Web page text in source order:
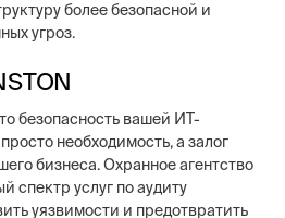
более безопасной и
угроз.
безопасность вашей ИТ-
необходимость, а залог
бизнеса. Охранное агентство
спектр услуг по аудиту
уязвимости и предотвратить